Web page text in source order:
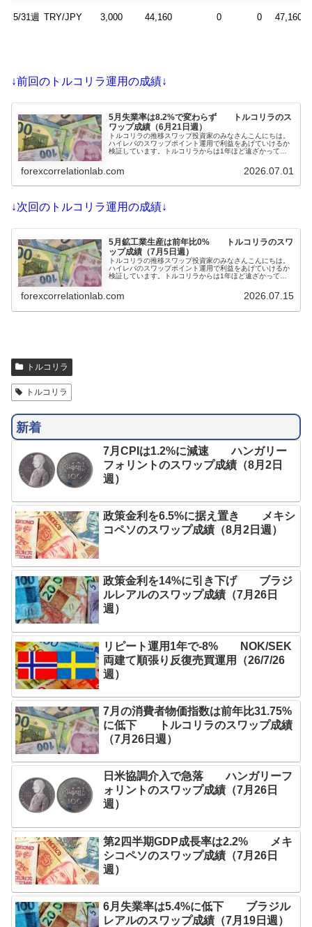
5/31週 TRY/JPY 3,000 44,160 0 0 47,160
↓前回のトルコリラ運用の成績↓
5月失業率は8.2%で変わらず トルコリラのス
ワップ成績（6月21日週）
トルコリラの推移スワップ投資家のみなさんこんにちは。
ハイレバのスワップポイント運用で利益をあげていけるか
検証しています。トルコリラからは1年ほど遠ざかってい
りに参入しています。いつも通り早めにポジを増やして、
できるだけレバを上げていく予定です。6月30日発表の5月
forexcorrelationlab.com 2026.07.01
↓次回のトルコリラ運用の成績↓
5月鉱工業生産は前年比0% トルコリラのスワ
ップ成績（7月5日週）
トルコリラの推移スワップ投資家のみなさんこんにちは。
ハイレバのスワップポイント運用で利益をあげていけるか
検証しています。トルコリラからは1年ほど遠ざかってい
りに参入しています。リスク軽減のためスワポが貯まった
ら早めにポジを増やして、できるだけレバを上げていく予
forexcorrelationlab.com 2026.07.15
トルコリラ
トルコリラ
新着
7月CPIは1.2%に減速 ハンガリー
フォリントのスワップ成績（8月2日
週）
政策金利を6.5%に据え置き メキシ
コペソのスワップ成績（8月2日週）
政策金利を14%に引き下げ ブラジ
ルレアルのスワップ成績（7月26日
週）
リピート運用1年で-8% NOK/SEK
両建て順張り反復売買運用（26/7/26
週）
7月の消費者物価指数は前年比31.75%
に低下 トルコリラのスワップ成績
（7月26日週）
日米協調介入で急落 ハンガリーフ
ォリントのスワップ成績（7月26日
週）
第2四半期GDP成長率は2.2% メキ
シコペソのスワップ成績（7月26日
週）
6月失業率は5.4%に低下 ブラジル
レアルのスワップ成績（7月19日週）